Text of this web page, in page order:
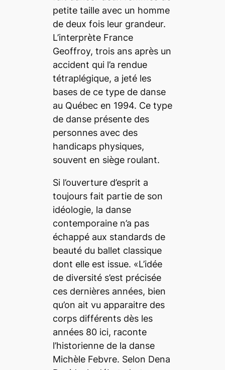
petite taille avec un homme
de deux fois leur grandeur.
L’interprète France
Geoffroy, trois ans après un
accident qui l’a rendue
tétraplégique, a jeté les
bases de ce type de danse
au Québec en 1994. Ce type
de danse présente des
personnes avec des
handicaps physiques,
souvent en siège roulant.
Si l’ouverture d’esprit a
toujours fait partie de son
idéologie, la danse
contemporaine n’a pas
échappé aux standards de
beauté du ballet classique
dont elle est issue. «L’idée
de diversité s’est précisée
ces dernières années, bien
qu’on ait vu apparaitre des
corps différents dès les
années 80 ici, raconte
l’historienne de la danse
Michèle Febvre. Selon Dena